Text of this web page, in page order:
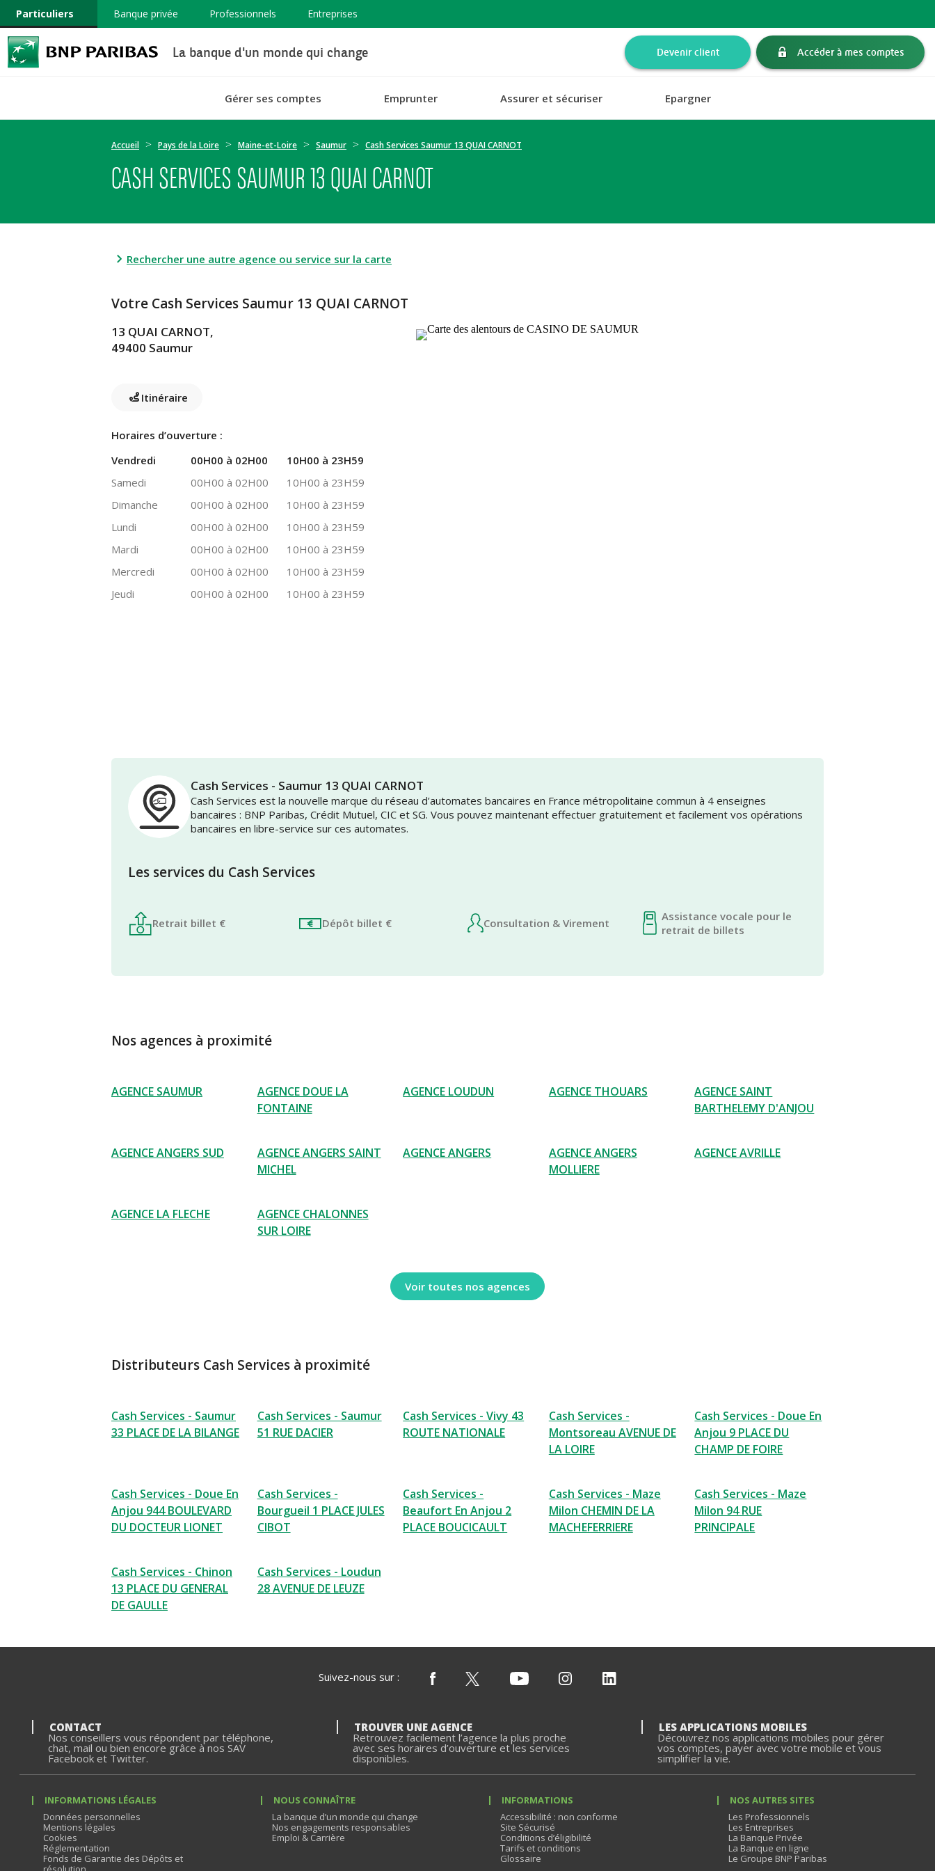
Particuliers Banque privée Professionnels Entreprises
La banque d'un monde qui change Devenir client Accéder à mes comptes
Gérer ses comptes Emprunter Assurer et sécuriser Epargner
Accueil Pays de la Loire Maine-et-Loire Saumur Cash Services Saumur 13 QUAI CARNOT
CASH SERVICES SAUMUR 13 QUAI CARNOT
Rechercher une autre agence ou service sur la carte
Votre Cash Services Saumur 13 QUAI CARNOT
13 QUAI CARNOT,
49400 Saumur
Itinéraire
Horaires d’ouverture :
Vendredi
00H00 à 02H00
10H00 à 23H59
Samedi
00H00 à 02H00
10H00 à 23H59
Dimanche
00H00 à 02H00
10H00 à 23H59
Lundi
00H00 à 02H00
10H00 à 23H59
Mardi
00H00 à 02H00
10H00 à 23H59
Mercredi
00H00 à 02H00
10H00 à 23H59
Jeudi
00H00 à 02H00 10H00 à 23H59
Cash Services - Saumur 13 QUAI CARNOT
Cash Services est la nouvelle marque du réseau d’automates bancaires en France métropolitaine commun à 4 enseignes
bancaires : BNP Paribas, Crédit Mutuel, CIC et SG. Vous pouvez maintenant effectuer gratuitement et facilement vos opérations
bancaires en libre-service sur ces automates.
Les services du Cash Services
Retrait billet € Dépôt billet € Consultation & Virement
Assistance vocale pour le
retrait de billets
Nos agences à proximité
AGENCE SAUMUR
AGENCE DOUE LA
FONTAINE
AGENCE LOUDUN AGENCE THOUARS
AGENCE SAINT
BARTHELEMY D'ANJOU
AGENCE ANGERS SUD
AGENCE ANGERS SAINT
MICHEL
AGENCE ANGERS
AGENCE ANGERS
MOLLIERE
AGENCE AVRILLE
AGENCE LA FLECHE
AGENCE CHALONNES
SUR LOIRE
Voir toutes nos agences
Distributeurs Cash Services à proximité
Cash Services - Saumur
33 PLACE DE LA BILANGE
Cash Services - Saumur
51 RUE DACIER
Cash Services - Vivy 43
ROUTE NATIONALE
Cash Services -
Montsoreau AVENUE DE
LA LOIRE
Cash Services - Doue En
Anjou 9 PLACE DU
CHAMP DE FOIRE
Cash Services - Doue En
Anjou 944 BOULEVARD
DU DOCTEUR LIONET
Cash Services -
Bourgueil 1 PLACE JULES
CIBOT
Cash Services -
Beaufort En Anjou 2
PLACE BOUCICAULT
Cash Services - Maze
Milon CHEMIN DE LA
MACHEFERRIERE
Cash Services - Maze
Milon 94 RUE
PRINCIPALE
Cash Services - Chinon
13 PLACE DU GENERAL
DE GAULLE
Cash Services - Loudun
28 AVENUE DE LEUZE
Suivez-nous sur :
CONTACT
Nos conseillers vous répondent par téléphone,
chat, mail ou bien encore grâce à nos SAV
Facebook et Twitter.
TROUVER UNE AGENCE
Retrouvez facilement l’agence la plus proche
avec ses horaires d’ouverture et les services
disponibles.
LES APPLICATIONS MOBILES
Découvrez nos applications mobiles pour gérer
vos comptes, payer avec votre mobile et vous
simplifier la vie.
INFORMATIONS LÉGALES
Données personnelles
Mentions légales
Cookies
Réglementation
Fonds de Garantie des Dépôts et
NOUS CONNAÎTRE
La banque d’un monde qui change
Nos engagements responsables
Emploi & Carrière
INFORMATIONS
Accessibilité : non conforme
Site Sécurisé
Conditions d’éligibilité
Tarifs et conditions
Glossaire
NOS AUTRES SITES
Les Professionnels
Les Entreprises
La Banque Privée
La Banque en ligne
Le Groupe BNP Paribas